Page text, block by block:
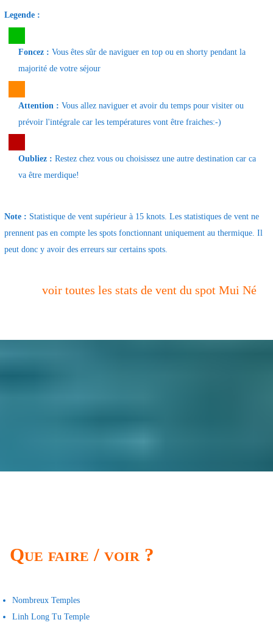
Legende :
Foncez :Vous êtes sûr de naviguer en top ou en shorty pendant la
majorité de votre séjour
Attention :Vous allez naviguer et avoir du temps pour visiter ou
prévoir l'intégrale car les températures vont être fraiches:-)
Oubliez :Restez chez vous ou choisissez une autre destination car ca
va être merdique!
Note : Statistique de vent supérieur à 15 knots. Les statistiques de vent ne
prennent pas en compte les spots fonctionnant uniquement au thermique. Il
peut donc y avoir des erreurs sur certains spots.
voir toutes les stats de vent du spot Mui Né
Que faire / voir ?
Nombreux Temples
Linh Long Tu Temple